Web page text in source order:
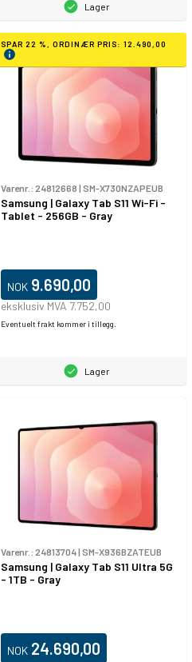
Lager
SPAR 22 %, ORDINÆR PRIS: 12.490,00
Varenr.: 24812668 | SM-X730NZAPEUB
Samsung | Galaxy Tab S11 Wi-Fi -
Tablet - 256GB - Gray
NOK 9.690,00
eksklusiv MVA 7.752,00
Eventuelt frakt kommer i tillegg.
Lager
Varenr.: 24813704| SM-X936BZATEUB
Samsung | Galaxy Tab S11 Ultra 5G
- 1TB - Gray
NOK 24.690,00